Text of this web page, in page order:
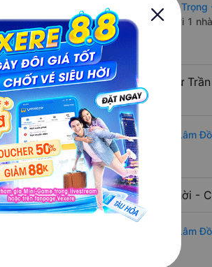
nằm Trần Văn Thời - Cà Mau Đức
bắt đầu từ 14:40 đến 18:20 bởi 1
buổi trưa, buổi chiều, ban đêm
nằm đi Đức Trọng - Lâm Đồng từ
Trần Văn Thời - Cà Mau Đức Trọng - Lâm
Hiệp.
- Lâm Đồng từ Trần Văn Thời -
Trần Văn Thời - Cà Mau Đức Trọng - Lâm
Tuấn Hiệp.